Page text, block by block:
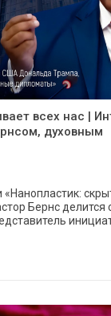
всех нас |
духовным
Бернс делится